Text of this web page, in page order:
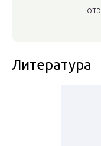
Литература